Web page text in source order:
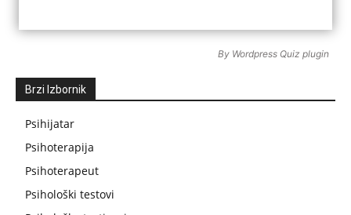
By Wordpress Quiz plugin
Brzi Izbornik
Psihijatar
Psihoterapija
Psihoterapeut
Psihološki testovi